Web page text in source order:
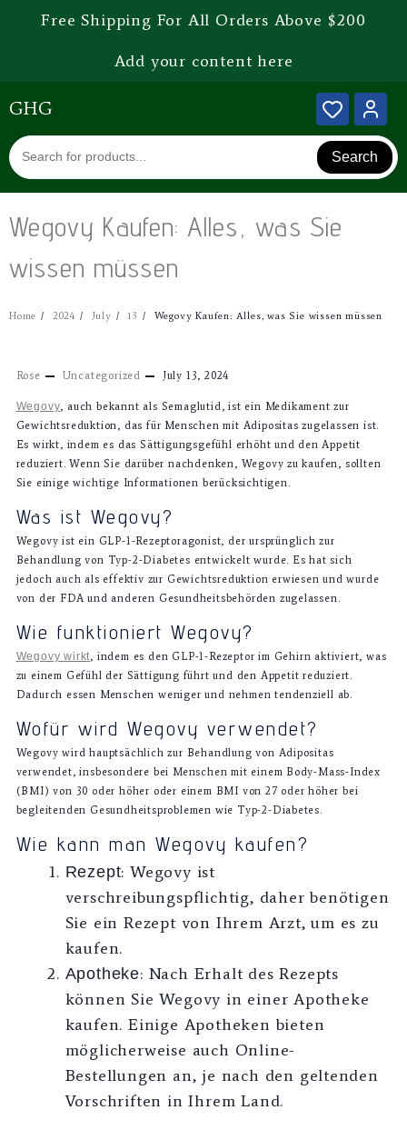
Free Shipping For All Orders Above $200
Add your content here
GHG
Search
Wegovy Kaufen: Alles, was Sie
wissen müssen
Home 2024 July 13 Wegovy Kaufen: Alles, was Sie wissen müssen
Rose Uncategorized July 13, 2024
Wegovy, auch bekannt als Semaglutid, ist ein Medikament zur
Gewichtsreduktion, das für Menschen mit Adipositas zugelassen ist.
Es wirkt, indem es das Sättigungsgefühl erhöht und den Appetit
reduziert. Wenn Sie darüber nachdenken, Wegovy zu kaufen, sollten
Sie einige wichtige Informationen berücksichtigen.
Was ist Wegovy?
Wegovy ist ein GLP-1-Rezeptoragonist, der ursprünglich zur
Behandlung von Typ-2-Diabetes entwickelt wurde. Es hat sich
jedoch auch als effektiv zur Gewichtsreduktion erwiesen und wurde
von der FDA und anderen Gesundheitsbehörden zugelassen.
Wie funktioniert Wegovy?
Wegovy wirkt, indem es den GLP-1-Rezeptor im Gehirn aktiviert, was
zu einem Gefühl der Sättigung führt und den Appetit reduziert.
Dadurch essen Menschen weniger und nehmen tendenziell ab.
Wofür wird Wegovy verwendet?
Wegovy wird hauptsächlich zur Behandlung von Adipositas
verwendet, insbesondere bei Menschen mit einem Body-Mass-Index
(BMI) von 30 oder höher oder einem BMI von 27 oder höher bei
begleitenden Gesundheitsproblemen wie Typ-2-Diabetes.
Wie kann man Wegovy kaufen?
Rezept: Wegovy ist
verschreibungspflichtig, daher benötigen
Sie ein Rezept von Ihrem Arzt, um es zu
kaufen.
Apotheke: Nach Erhalt des Rezepts
können Sie Wegovy in einer Apotheke
kaufen. Einige Apotheken bieten
möglicherweise auch Online-
Bestellungen an, je nach den geltenden
Vorschriften in Ihrem Land.